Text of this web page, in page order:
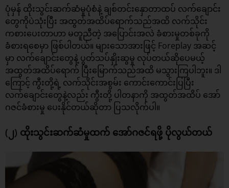
ပုံမှန် ထိုးသွင်းဆက်ဆံမှုပုံစံနဲ့ ချစ်တင်းနှောတာထပ် လက်ချောင်း
တွေကိုပဲသုံးပြီး အထွတ်အထိပ်ရောက်သည်အထိ လက်သိုင်း
ကစားပေးတာဟာ မတူညီတဲ့ အပြောင်းအလဲ ခံစားမှုတစ်ခုကို
ခံစားရစေမှာ ဖြစ်ပါတယ်။ များသောအားဖြင့် Foreplay အဆင့်
မှာ လက်ချောင်းတွေနဲ့ ပွတ်သပ်နှိုးဆွမှု လုပ်တယ်ဆိုပေမယ့်
အထွတ်အထိပ်ရောက် ပြီးမြောက်သည်အထိ မသွားကြပါဘူး။ ဒါ
ကြောင့် ကွီးတို့ရဲ့ လက်သိုင်းအစွမ်း ကောင်းကောင်းပြပြီး
လက်ချောင်းတွေနဲ့လည်း ကွီးတို့ ပါတနာကို အထွတ်အထိပ် အော်
ဂဇင်ခံစားမှု ပေးနိုင်တယ်ဆိုတာ ပြသလိုက်ပါ။
(၂) ထိုးသွင်းဆက်ဆံမှုထက် အော်ဂဇင်ရဖို့ ပိုလွယ်တယ်